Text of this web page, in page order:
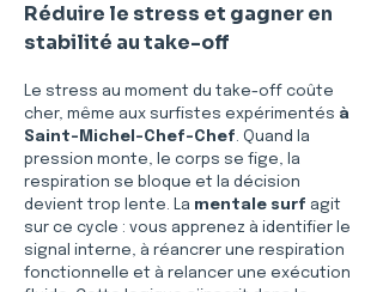
Réduire le stress et gagner en
stabilité au take-off
Le stress au moment du take-off coûte
cher, même aux surfistes expérimentés à
Saint-Michel-Chef-Chef. Quand la
pression monte, le corps se fige, la
respiration se bloque et la décision
devient trop lente. La mentale surf agit
sur ce cycle : vous apprenez à identifier le
signal interne, à réancrer une respiration
fonctionnelle et à relancer une exécution